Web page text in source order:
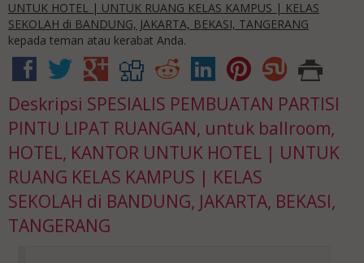
UNTUK HOTEL | UNTUK RUANG KELAS KAMPUS | KELAS
SEKOLAH di BANDUNG, JAKARTA, BEKASI, TANGERANG
kepada teman atau kerabat Anda.
Deskripsi SPESIALIS PEMBUATAN PARTISI
PINTU LIPAT RUANGAN, untuk ballroom,
HOTEL, KANTOR UNTUK HOTEL | UNTUK
RUANG KELAS KAMPUS | KELAS
SEKOLAH di BANDUNG, JAKARTA, BEKASI,
TANGERANG